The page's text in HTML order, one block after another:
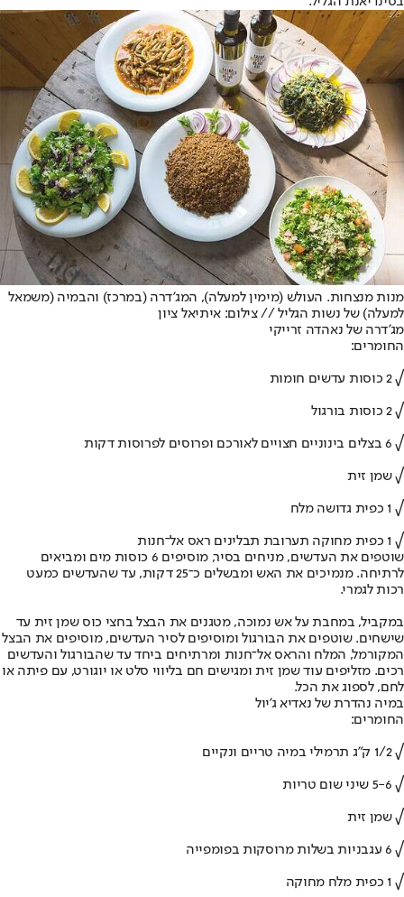
מנות מנצחות. העולש (מימין למעלה), המג'דרה (במרכז) והבמיה (משמאל
למעלה) של נשות הגליל // צילום: איתיאל ציון
מג'דרה של נאהדה זרייקי
החומרים:
√ 2 כוסות עדשים חומות
√ 2 כוסות בורגול
√ 6 בצלים בינוניים חצויים לאורכם ופרוסים לפרוסות דקות
√ שמן זית
√ 1 כפית גדושה מלח
√ 1 כפית מחוקה תערובת תבלינים ראס אל־חנות
שוטפים את העדשים, מניחים בסיר, מוסיפים 6 כוסות מים ומביאים
לרתיחה. מנמיכים את האש ומבשלים כ־25 דקות, עד שהעדשים כמעט
רכות לגמרי.
במקביל, במחבת על אש נמוכה, מטגנים את הבצל בחצי כוס שמן זית עד
שישחים. שוטפים את הבורגול ומוסיפים לסיר העדשים, מוסיפים את הבצל
המקורמל, המלח והראס אל־חנות ומרתיחים ביחד עד שהבורגול והעדשים
רכים. מזליפים עוד שמן זית ומגישים חם בליווי סלט או יוגורט, עם פיתה או
לחם, לספוג את הכל.
במיה נהדרת של נאדיא ג'יול
החומרים:
√ 1/2 ק"ג תרמילי במיה טריים ונקיים
√ 5-6 שיני שום טריות
√ שמן זית
√ 6 עגבניות בשלות מרוסקות בפומפייה
√ 1 כפית מלח מחוקה